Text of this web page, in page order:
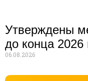
Утверждены
до конца 2026
06.08.2026